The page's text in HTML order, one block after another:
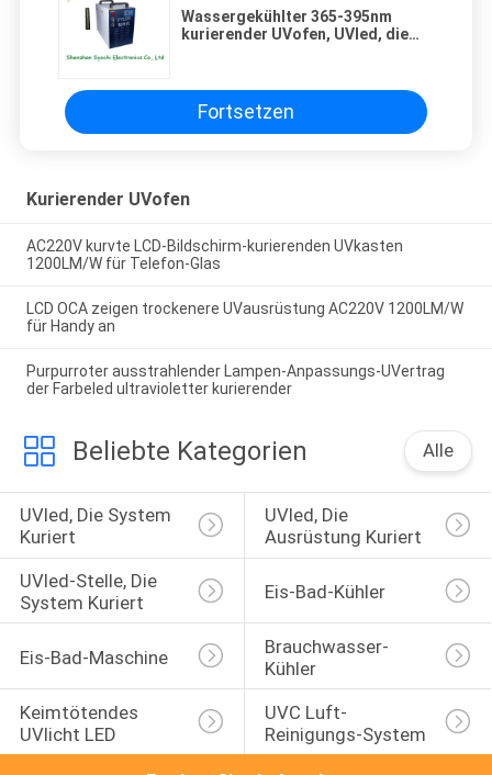
Wassergekühlter 365-395nm
kurierender UVofen, UVled, die
Fortsetzen
Kurierender UVofen
AC220V kurvte LCD-Bildschirm-kurierenden UVkasten
1200LM/W für Telefon-Glas
LCD OCA zeigen trockenere UVausrüstung AC220V 1200LM/W
für Handy an
Purpurroter ausstrahlender Lampen-Anpassungs-UVertrag
der Farbeled ultravioletter kurierender
Beliebte Kategorien Alle
UVled, Die System
Kuriert
UVled, Die
Ausrüstung Kuriert
UVled-Stelle, Die
System Kuriert
Eis-Bad-Kühler
Eis-Bad-Maschine
Brauchwasser-
Kühler
Keimtötendes
UVlicht LED
UVC Luft-
Reinigungs-System